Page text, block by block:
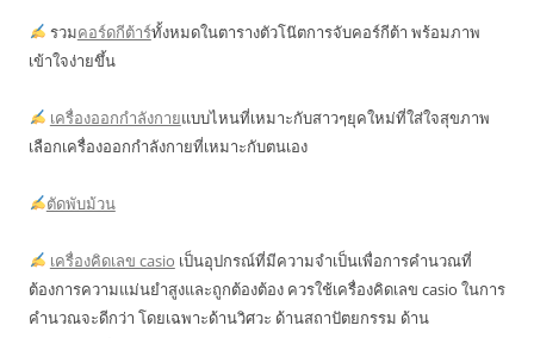
รวมคอร์ดกีต้าร์ทั้งหมดในตารางตัวโน๊ตการจับคอร์กีต้า พร้อมภาพ
เข้าใจง่ายขึ้น
เครื่องออกกำลังกายแบบไหนที่เหมาะกับสาวๆยุคใหม่ที่ใส่ใจสุขภาพ
เลือกเครื่องออกกำลังกายที่เหมาะกับตนเอง
ตัดพับม้วน
เครื่องคิดเลข casio เป็นอุปกรณ์ที่มีความจำเป็นเพื่อการคำนวณที่
ต้องการความแม่นยำสูงและถูกต้องต้อง ควรใช้เครื่องคิดเลข casio ในการ
คำนวณจะดีกว่า โดยเฉพาะด้านวิศวะ ด้านสถาปัตยกรรม ด้าน